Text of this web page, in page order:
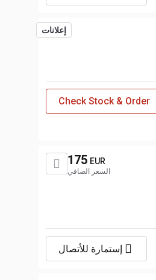
إعلانات
Check Stock & Order
175 EUR
السعر الصافي
إستمارة للأتصال